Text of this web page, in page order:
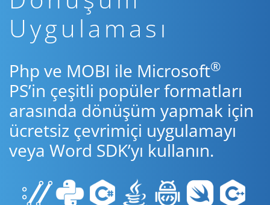
Uygulaması
Php ve MOBI ile Microsoft®
PS’in çeşitli popüler formatları
arasında dönüşüm yapmak için
ücretsiz çevrimiçi uygulamayı
veya Word SDK’yı kullanın.